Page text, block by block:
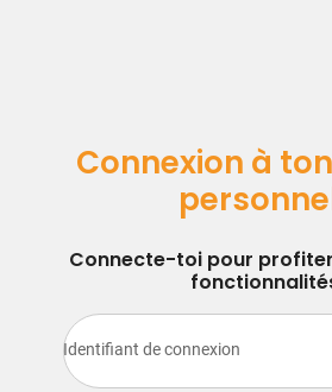
Connexion à
Connecte-toi pour
Identifiant de connexion